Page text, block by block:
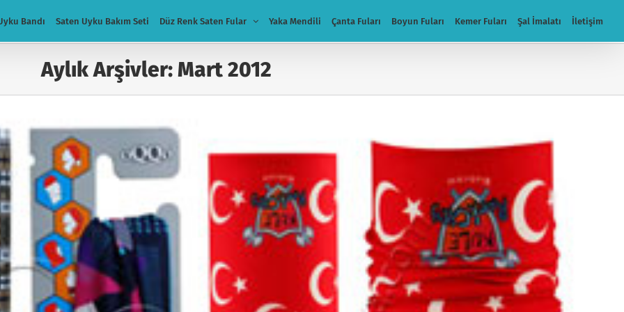
Bandı Saten Uyku Bakım Seti Düz Renk Saten Fular Yaka Mendili Çanta Fuları Boyun Fuları Kemer Fuları Şal İmalatı İletişim
Aylık Arşivler:Mart 2012